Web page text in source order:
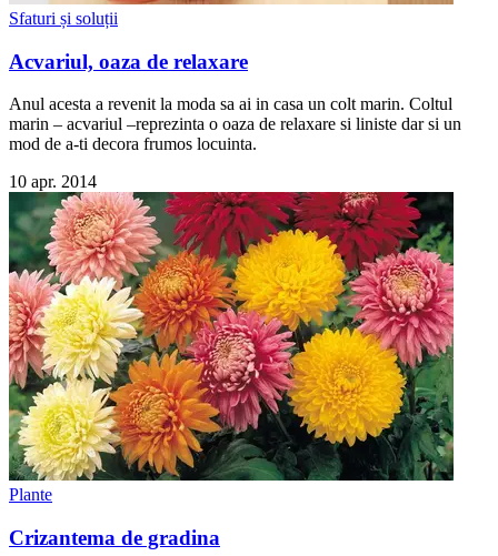
Sfaturi și soluții
Acvariul, oaza de relaxare
Anul acesta a revenit la moda sa ai in casa un colt marin. Coltul
marin – acvariul –reprezinta o oaza de relaxare si liniste dar si un
mod de a-ti decora frumos locuinta.
10 apr. 2014
Plante
Crizantema de gradina